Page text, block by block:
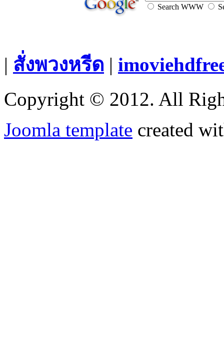
Search WWW
| สั่งพวงหรีด |
Copyright © 2012. All
Joomla template created